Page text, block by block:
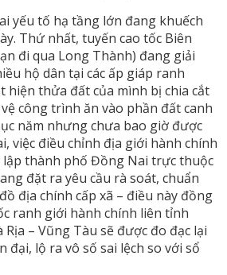
yếu tố hạ tầng lớn đang khuếch
Thứ nhất, tuyến cao tốc Biên
đi qua Long Thành) đang giải
hộ dân tại các ấp giáp ranh
hiện thửa đất của mình bị chia cắt
công trình ăn vào phần đất canh
năm nhưng chưa bao giờ được
việc điều chỉnh địa giới hành chính
thành phố Đồng Nai trực thuộc
đặt ra yêu cầu rà soát, chuẩn
địa chính cấp xã – điều này đồng
ranh giới hành chính liên tỉnh
– Vũng Tàu sẽ được đo đạc lại
đại, lộ ra vô số sai lệch so với sổ